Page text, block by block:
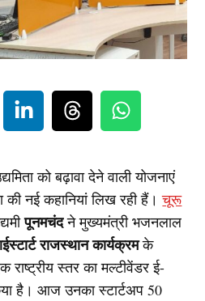
को बढ़ावा देने वाली योजनाएं
नई कहानियां लिख रही हैं।चूरू
पूनमचंदने मुख्यमंत्री भजनलाल
राजस्थान कार्यक्रमके
राष्ट्रीय स्तर का मल्टीवेंडर ई-
है। आज उनका स्टार्टअप 50